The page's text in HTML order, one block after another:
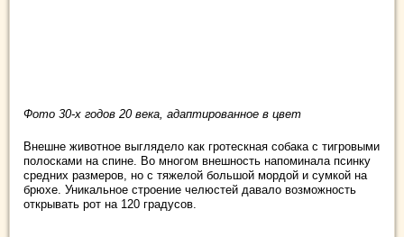
Фото 30-х годов 20 века, адаптированное в цвет
Внешне животное выглядело как гротескная собака с тигровыми
полосками на спине. Во многом внешность напоминала псинку
средних размеров, но с тяжелой большой мордой и сумкой на
брюхе. Уникальное строение челюстей давало возможность
открывать рот на 120 градусов.